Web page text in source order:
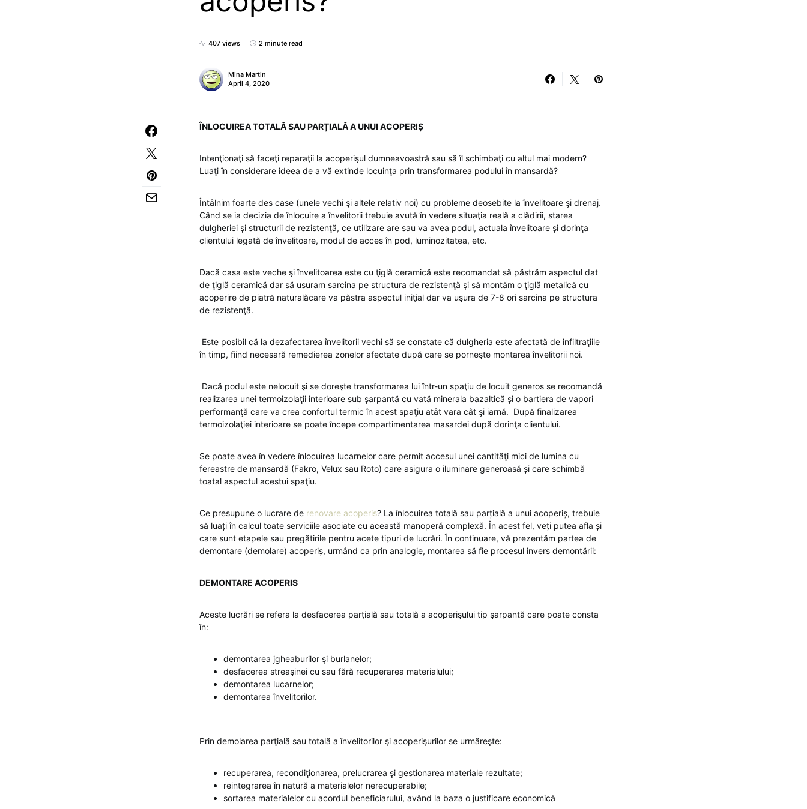
407 views 2 minute read
Mina Martin
April 4, 2020
ÎNLOCUIREA TOTALĂ SAU PARȚIALĂ A UNUI ACOPERIȘ
Intenţionaţi să faceţi reparaţii la acoperişul dumneavoastră sau să îl schimbaţi cu altul mai modern?
Luaţi în considerare ideea de a vă extinde locuinţa prin transformarea podului în mansardă?
Întâlnim foarte des case (unele vechi şi altele relativ noi) cu probleme deosebite la învelitoare şi drenaj.
Când se ia decizia de înlocuire a învelitorii trebuie avută în vedere situaţia reală a clădirii, starea
dulgheriei şi structurii de rezistenţă, ce utilizare are sau va avea podul, actuala învelitoare şi dorinţa
clientului legată de învelitoare, modul de acces în pod, luminozitatea, etc.
Dacă casa este veche şi învelitoarea este cu ţiglă ceramică este recomandat să păstrăm aspectul dat
de ţiglă ceramică dar să usuram sarcina pe structura de rezistenţă şi să montăm o ţiglă metalică cu
acoperire de piatră naturalăcare va păstra aspectul iniţial dar va uşura de 7-8 ori sarcina pe structura
de rezistenţă.
Este posibil că la dezafectarea învelitorii vechi să se constate că dulgheria este afectată de infiltraţiile
în timp, fiind necesară remedierea zonelor afectate după care se porneşte montarea învelitorii noi.
Dacă podul este nelocuit şi se doreşte transformarea lui într-un spaţiu de locuit generos se recomandă
realizarea unei termoizolaţii interioare sub şarpantă cu vată minerala bazaltică şi o bartiera de vapori
performanţă care va crea confortul termic în acest spaţiu atât vara cât şi iarnă. După finalizarea
termoizolaţiei interioare se poate începe compartimentarea masardei după dorinţa clientului.
Se poate avea în vedere înlocuirea lucarnelor care permit accesul unei cantităţi mici de lumina cu
fereastre de mansardă (Fakro, Velux sau Roto) care asigura o iluminare generoasă și care schimbă
toatal aspectul acestui spaţiu.
Ce presupune o lucrare de renovare acoperis? La înlocuirea totală sau parțială a unui acoperiș, trebuie
să luați în calcul toate serviciile asociate cu această manoperă complexă. În acest fel, veți putea afla și
care sunt etapele sau pregătirile pentru acete tipuri de lucrări. În continuare, vă prezentăm partea de
demontare (demolare) acoperiș, urmând ca prin analogie, montarea să fie procesul invers demontării:
DEMONTARE ACOPERIS
Aceste lucrări se refera la desfacerea parţială sau totală a acoperişului tip şarpantă care poate consta
în:
demontarea jgheaburilor şi burlanelor;
desfacerea streaşinei cu sau fără recuperarea materialului;
demontarea lucarnelor;
demontarea învelitorilor.
Prin demolarea parţială sau totală a învelitorilor şi acoperişurilor se urmăreşte:
recuperarea, recondiţionarea, prelucrarea şi gestionarea materiale rezultate;
reintegrarea în natură a materialelor nerecuperabile;
sortarea materialelor cu acordul beneficiarului, având la baza o justificare economică